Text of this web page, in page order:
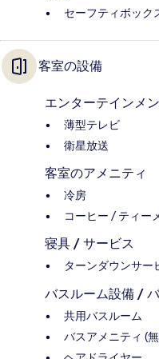
セーフティボック
客室の設備
エンターテインメ
薄型テレビ
衛星放送
客室のアメニティ
冷房
コーヒー / ティー
寝具 / サービス
ターンダウンサー
バスルーム設備 /
共用バスルーム
バスアメニティ (